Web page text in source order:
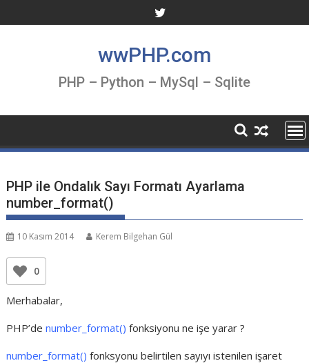
to
wwPHP.com
PHP – Python – MySql – Sqlite
PHP ile Ondalık Sayı Formatı Ayarlama
number_format()
10 Kasım 2014 Kerem Bilgehan Gül
0
Merhabalar,
PHP’denumber_format() fonksiyonu ne işe yarar ?
number_format() fonksyonu belirtilen sayıyı istenilen işaret